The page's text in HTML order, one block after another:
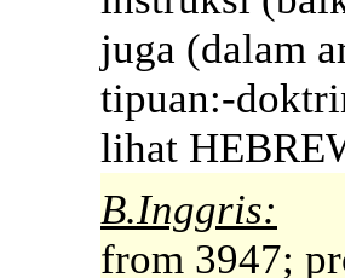
juga (dalam
tipuan:-
lihat
B.Inggris:
from 3947;